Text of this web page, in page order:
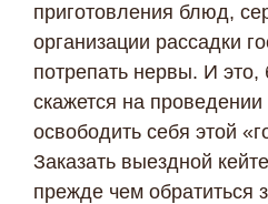
приготовления блюд,
организации рассадки
потрепать нервы. И это,
скажется на
освободить себя этой
Заказать выездной
прежде чем обратиться